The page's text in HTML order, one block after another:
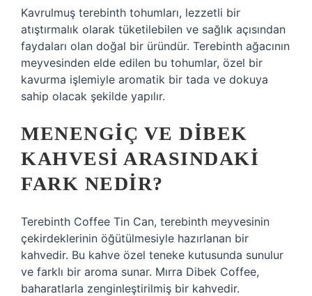
Kavrulmuş terebinth tohumları, lezzetli bir
atıştırmalık olarak tüketilebilen ve sağlık açısından
faydaları olan doğal bir üründür. Terebinth ağacının
meyvesinden elde edilen bu tohumlar, özel bir
kavurma işlemiyle aromatik bir tada ve dokuya
sahip olacak şekilde yapılır.
MENENGIÇ VE DIBEK
KAHVESI ARASINDAKI
FARK NEDIR?
Terebinth Coffee Tin Can, terebinth meyvesinin
çekirdeklerinin öğütülmesiyle hazırlanan bir
kahvedir. Bu kahve özel teneke kutusunda sunulur
ve farklı bir aroma sunar. Mırra Dibek Coffee,
baharatlarla zenginleştirilmiş bir kahvedir.